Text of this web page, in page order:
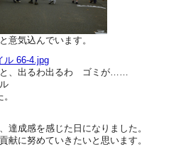
意気込んでいます。
と、出るわ出るわ ゴミが……
達成感を感じた日になりました。
献に努めていきたいと思います。